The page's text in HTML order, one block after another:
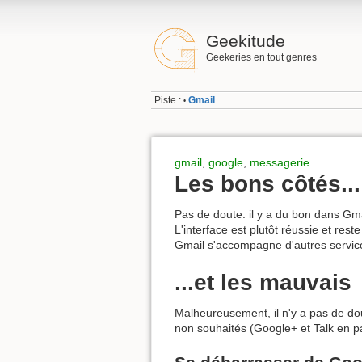
Geekitude
Geekeries en tout genres
Piste : • Gmail
gmail google messagerie
Les bons côtés...
Pas de doute: il y a du bon dans
L'interface est plutôt réussie et
Gmail s'accompagne d'autres
...et les mauvais
Malheureusement, il n'y a pas de
non souhaités (Google+ et Talk en